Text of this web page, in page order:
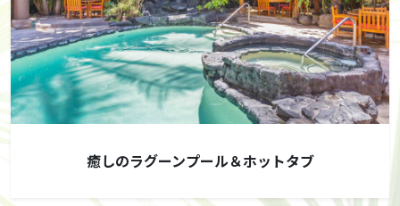
癒しのラグーンプール＆ホットタブ